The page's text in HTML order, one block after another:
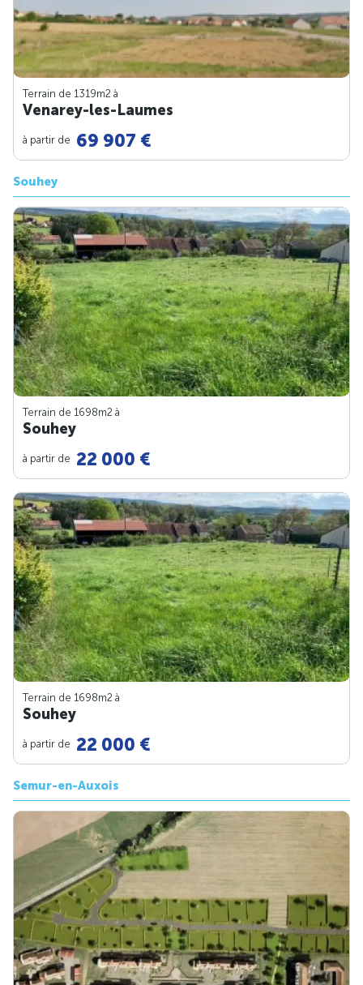
Terrain de 1319m2 à
Venarey-les-Laumes
à partir de 69 907 €
Souhey
Terrain de 1698m2 à
Souhey
à partir de 22 000 €
Terrain de 1698m2 à
Souhey
à partir de 22 000 €
Semur-en-Auxois